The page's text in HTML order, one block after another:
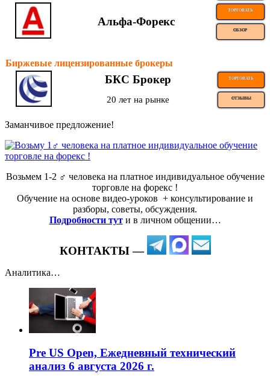
Альфа-Форекс
ТОРГОВАТЬ
ОБЗОР
Биржевые лицензированные брокеры
БКС Брокер ТОРГОВАТЬ
20 лет на рынке ОТЗЫВЫ
Заманчивое предложение!
Возьмем 1-2 ‍♂️ человека на платное индивидуальное обучение
торговле на форекс !
Обучение на основе видео-уроков ️ + консультирование и
разборы, советы, обсуждения.
Подробности тут и в личном общении…
КОНТАКТЫ —
Аналитика…
Pre US Open, Ежедневный технический
анализ 6 августа 2026 г.